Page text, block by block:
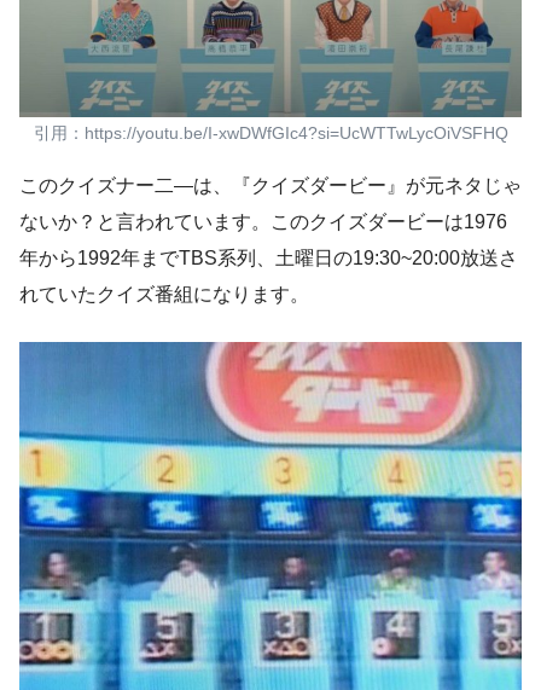
引用：https://youtu.be/I-xwDWfGIc4?si=UcWTTwLycOiVSFHQ
このクイズナー二―は、『クイズダービー』が元ネタじゃ
ないか？と言われています。このクイズダービーは1976
年から1992年までTBS系列、土曜日の19:30~20:00放送さ
れていたクイズ番組になります。